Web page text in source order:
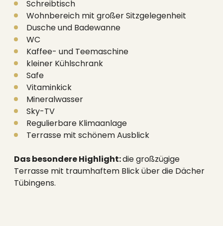
Schreibtisch
Wohnbereich mit großer Sitzgelegenheit
Dusche und Badewanne
WC
Kaffee- und Teemaschine
kleiner Kühlschrank
Safe
Vitaminkick
Mineralwasser
Sky-TV
Regulierbare Klimaanlage
Terrasse mit schönem Ausblick
Das besondere Highlight:die großzügige
Terrasse mit traumhaftem Blick über die Dächer
Tübingens.